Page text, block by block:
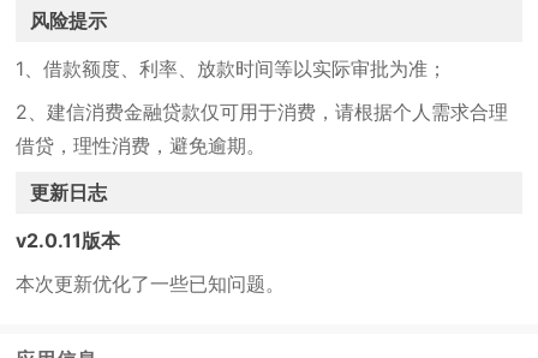
风险提示
1、借款额度、利率、放款时间等以实际审批为准；
2、建信消费金融贷款仅可用于消费，请根据个人需求合理
借贷，理性消费，避免逾期。
更新日志
v2.0.11版本
本次更新优化了一些已知问题。